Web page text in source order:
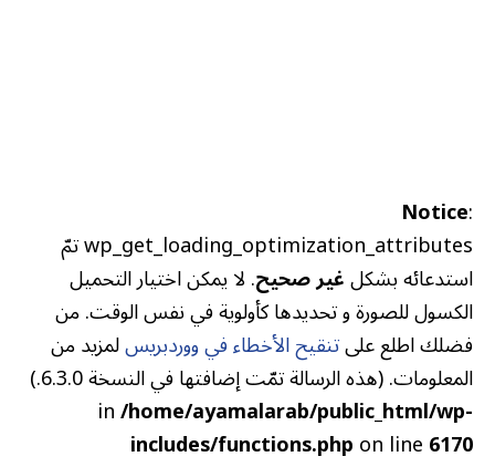
Notice:
wp_get_loading_optimization_attributes تمّ
استدعائه بشكلغير صحيح. لا يمكن اختيار التحميل
الكسول للصورة و تحديدها كأولوية في نفس الوقت. من
فضلك اطلع علىتنقيح الأخطاء في ووردبريسلمزيد من
المعلومات. (هذه الرسالة تمّت إضافتها في النسخة 6.3.0.)
in/home/ayamalarab/public_html/wp-
includes/functions.phpon line6170